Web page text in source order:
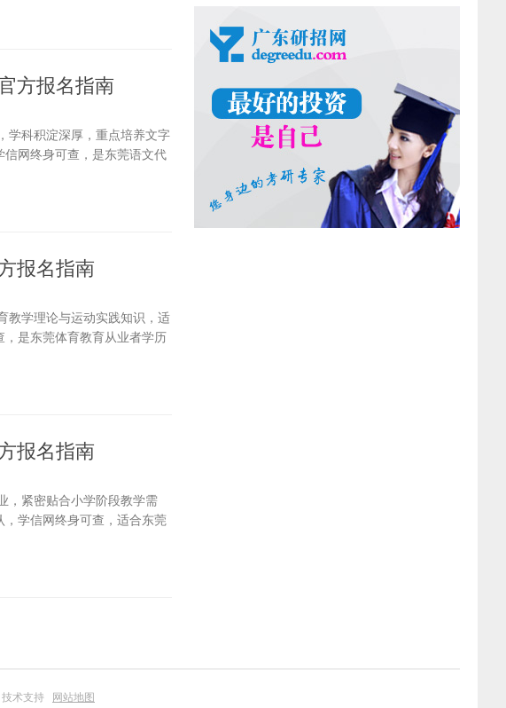
方报名指南
学科积淀深厚，重点培养文字
网终身可查，是东莞语文代
报名指南
教学理论与运动实践知识，适
是东莞体育教育从业者学历
报名指南
，紧密贴合小学阶段教学需
学信网终身可查，适合东莞
技术支持 网站地图